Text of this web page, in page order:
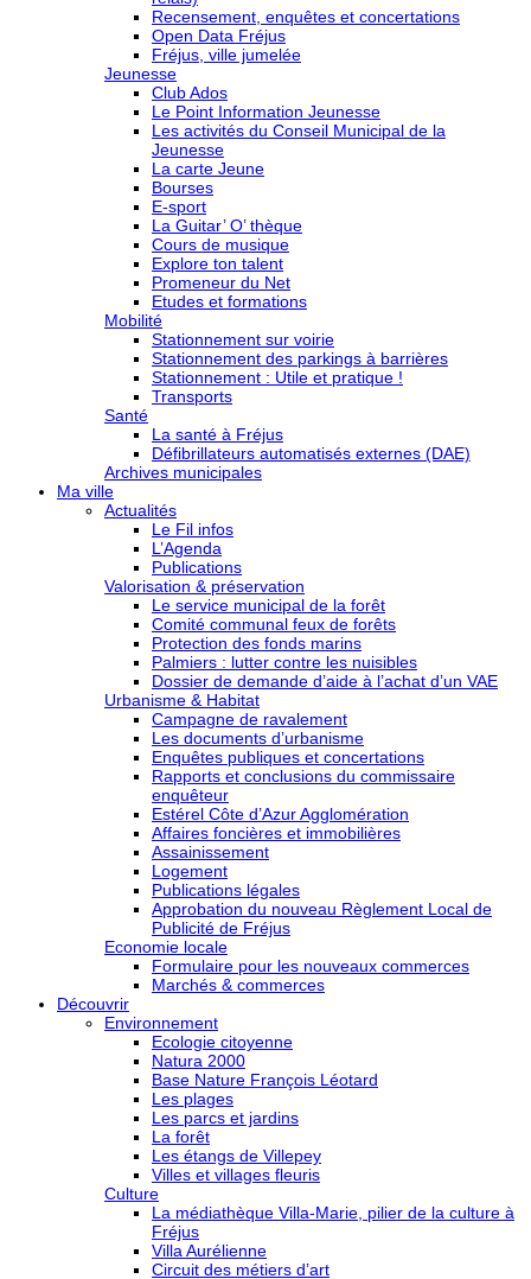
Recensement, enquêtes et concertations
Open Data Fréjus
Fréjus, ville jumelée
Jeunesse
Club Ados
Le Point Information Jeunesse
Les activités du Conseil Municipal de la
Jeunesse
La carte Jeune
Bourses
E-sport
La Guitar’ O’ thèque
Cours de musique
Explore ton talent
Promeneur du Net
Etudes et formations
Mobilité
Stationnement sur voirie
Stationnement des parkings à barrières
Stationnement : Utile et pratique !
Transports
Santé
La santé à Fréjus
Défibrillateurs automatisés externes (DAE)
Archives municipales
Ma ville
Actualités
Le Fil infos
L’Agenda
Publications
Valorisation & préservation
Le service municipal de la forêt
Comité communal feux de forêts
Protection des fonds marins
Palmiers : lutter contre les nuisibles
Dossier de demande d’aide à l’achat d’un VAE
Urbanisme & Habitat
Campagne de ravalement
Les documents d’urbanisme
Enquêtes publiques et concertations
Rapports et conclusions du commissaire
enquêteur
Estérel Côte d’Azur Agglomération
Affaires foncières et immobilières
Assainissement
Logement
Publications légales
Approbation du nouveau Règlement Local de
Publicité de Fréjus
Economie locale
Formulaire pour les nouveaux commerces
Marchés & commerces
Découvrir
Environnement
Ecologie citoyenne
Natura 2000
Base Nature François Léotard
Les plages
Les parcs et jardins
La forêt
Les étangs de Villepey
Villes et villages fleuris
Culture
La médiathèque Villa-Marie, pilier de la culture à
Fréjus
Villa Aurélienne
Circuit des métiers d’art